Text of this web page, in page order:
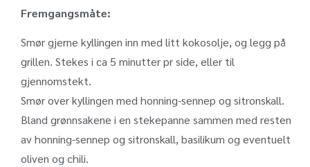
Fremgangsmåte:
Smør gjerne kyllingen inn med litt kokosolje, og legg på
grillen. Stekes i ca 5 minutter pr side, eller til
gjennomstekt.
Smør over kyllingen med honning-sennep og sitronskall.
Bland grønnsakene i en stekepanne sammen med resten
av honning-sennep og sitronskall, basilikum og eventuelt
oliven og chili.